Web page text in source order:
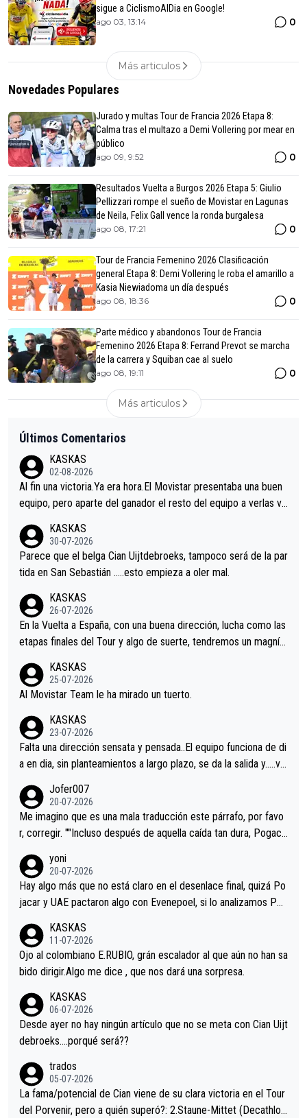
sigue a CiclismoAlDia en Google!
ago 03, 13:14 0
Más articulos
Novedades Populares
Jurado y multas Tour de Francia 2026 Etapa 8:
Calma tras el multazo a Demi Vollering por mear en
público
ago 09, 9:52 0
Resultados Vuelta a Burgos 2026 Etapa 5: Giulio
Pellizzari rompe el sueño de Movistar en Lagunas
de Neila, Felix Gall vence la ronda burgalesa
ago 08, 17:21 0
Tour de Francia Femenino 2026 Clasificación
general Etapa 8: Demi Vollering le roba el amarillo a
Kasia Niewiadoma un día después
ago 08, 18:36 0
Parte médico y abandonos Tour de Francia
Femenino 2026 Etapa 8: Ferrand Prevot se marcha
de la carrera y Squiban cae al suelo
ago 08, 19:11 0
Más articulos
Últimos Comentarios
KASKAS
02-08-2026
Al fin una victoria.Ya era hora.El Movistar presentaba una buen
equipo, pero aparte del ganador el resto del equipo a verlas ve
s.La única buena noticia es la mejoría de Enric Más en San Seb
astian.Si en la Vuelta a Burgos sigue la mejoría, podríamos ten
er alguna sorpresa en la Vuelta.Ojalá.
KASKAS
30-07-2026
Parece que el belga Cian Uijtdebroeks, tampoco será de la par
tida en San Sebastián …..esto empieza a oler mal.
KASKAS
26-07-2026
En la Vuelta a España, con una buena dirección, lucha como las
etapas finales del Tour y algo de suerte, tendremos un magnífi
KASKAS
25-07-2026
Al Movistar Team le ha mirado un tuerto.
KASKAS
23-07-2026
Falta una dirección sensata y pensada..El equipo funciona de di
a en dia, sin planteamientos a largo plazo, se da la salida y…..ve
Minguez, Velez etc etc.Me da pena vivir estos momentos tan
tristes sin victorias.
Jofer007
20-07-2026
Me imagino que es una mala traducción este párrafo, por favo
r, corregir. ""Incluso después de aquella caída tan dura, Pogaca
permaneció pegado a su rueda. Parecía increíble la forma en l
a que era capaz de controlar el miedo", recordó."
yoni
20-07-2026
Hay algo más que no está claro en el desenlace final, quizá Po
jacar y UAE pactaron algo con Evenepoel, si lo analizamos Poj
i sin pedalear, luego está el saludo con Evenepoel dándose la
mano de una manera muy fraternal, más allá de los típicos toqu
es en el hombro con que saludaba a Vingegard. Ahí hubo una in
eta, a ver si por querer poner a Del Toro con calzador en posi
ción de podio UAE y Pojacar se van complicar el tour.
KASKAS
11-07-2026
Ojo al colombiano E.RUBIO, grán escalador al que aún no han sa
bido dirigir.Algo me dice , que nos dará una sorpresa.
KASKAS
06-07-2026
Desde ayer no hay ningún artículo que no se meta con Cian Uijt
debroeks….porqué será??
trados
05-07-2026
La fama/potencial de Cian viene de su clara victoria en el Tour
del Porvenir, pero a quién superó?: 2.Staune-Mittet (Decathlon,